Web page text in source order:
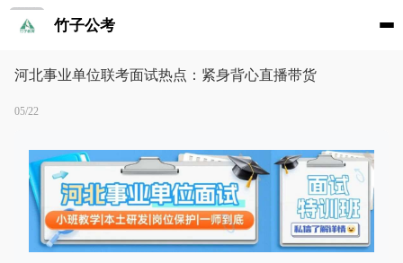
竹子公考
河北事业单位联考面试热点：紧身背心直播带货
05/22